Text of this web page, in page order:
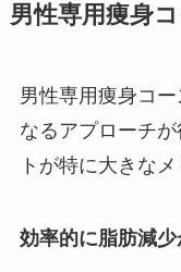
男性専用痩身
男性専用痩身コ
なるアプローチ
トが特に大きなメ
効率的に脂肪減